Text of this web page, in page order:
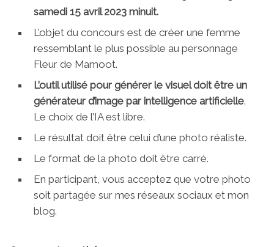
samedi 15 avril 2023 minuit.
L’objet du concours est de créer une femme
ressemblant le plus possible au personnage
Fleur de Mamoot.
L’outil utilisé pour générer le visuel doit être un
générateur d’image par intelligence artificielle.
Le choix de l’IA est libre.
Le résultat doit être celui d’une photo réaliste.
Le format de la photo doit être carré.
En participant, vous acceptez que votre photo
soit partagée sur mes réseaux sociaux et mon
blog.